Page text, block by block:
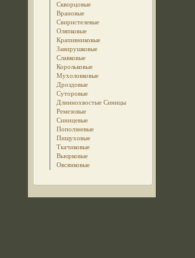
Скворцовые
Врановые
Свиристелевые
Оляпковые
Крапивниковые
Завирушковые
Славковые
Корольковые
Мухоловковые
Дроздовые
Суторовые
Длиннохвостые Синицы
Ремезовые
Синицевые
Поползневые
Пищуховые
Ткачиковые
Вьюрковые
Овсянковые